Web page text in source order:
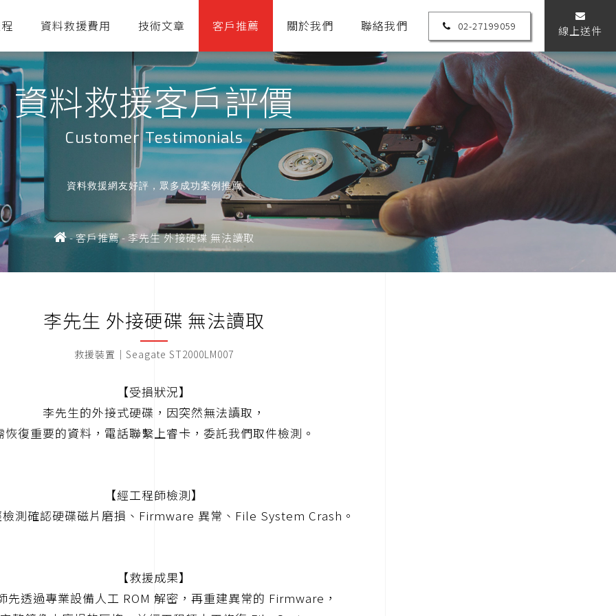
資料救援費用 技術文章 客戶推薦 關於我們 聯絡我們 02-27199059 線上送件
資料救援客戶評價
Customer Testimonials
資料救援網友好評，眾多成功案例推薦
-客戶推薦-李先生 外接硬碟 無法讀取
李先生 外接硬碟 無法讀取
救援裝置｜Seagate ST2000LM007
【受損狀況】
李先生的外接式硬碟，因突然無法讀取，
恢復重要的資料，電話聯繫上睿卡，委託我們取件檢測。
【經工程師檢測】
檢測確認硬碟磁片磨損、Firmware 異常、File System Crash。
【救援成果】
先透過專業設備人工 ROM 解密，再重建異常的 Firmware，